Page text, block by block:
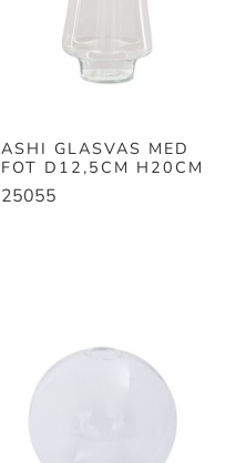
ASHI GLASVAS MED
FOT D12,5CM H20CM
25055